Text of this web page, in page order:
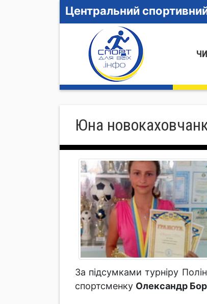
Центральний
Юна
За підсумками турніру
спортсменку Олександр